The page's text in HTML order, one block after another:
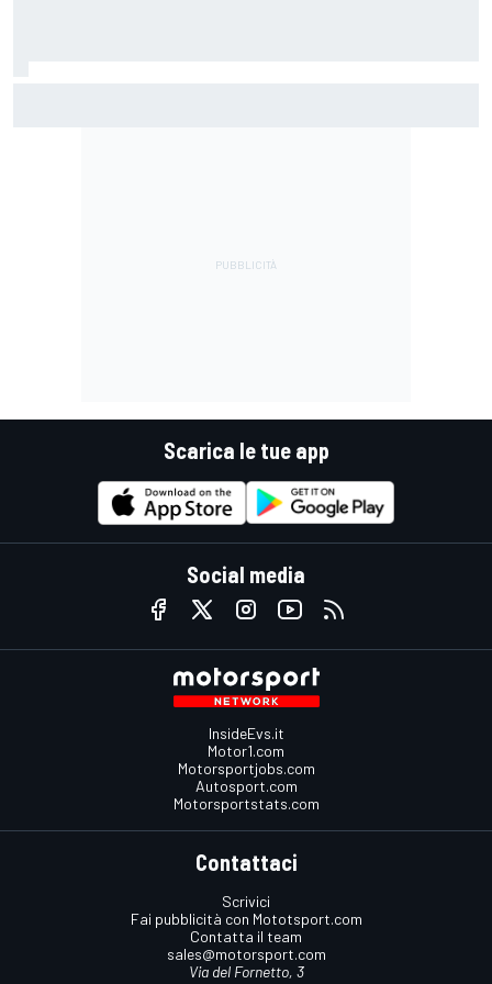
Scarica le tue app
Social media
InsideEvs.it
Motor1.com
Motorsportjobs.com
Autosport.com
Motorsportstats.com
Contattaci
Scrivici
Fai pubblicità con Mototsport.com
Contatta il team
sales@motorsport.com
Via del Fornetto, 3